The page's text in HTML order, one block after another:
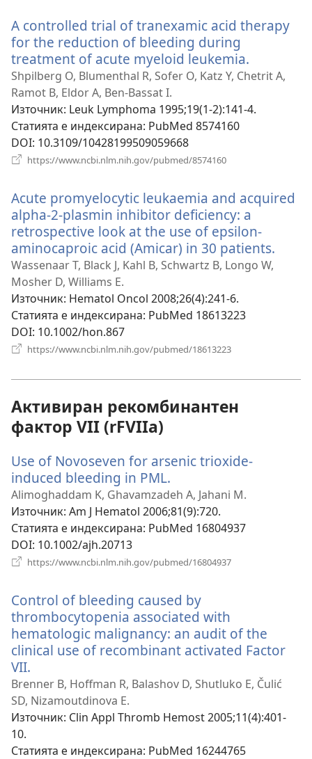
A controlled trial of tranexamic acid therapy
for the reduction of bleeding during
treatment of acute myeloid leukemia.
нов
Shpilberg O, Blumenthal R, Sofer O, Katz Y, Chetrit A,
Ramot B, Eldor A, Ben-Bassat I.
Източник‎: Leuk Lymphoma 1995;19(1-2):141-4.
Статията е индексирана‎: PubMed 8574160
DOI‎: 10.3109/10428199509059668
https://www.ncbi.nlm.nih.gov/pubmed/8574160
Acute promyelocytic leukaemia and acquired
alpha-2-plasmin inhibitor deficiency: a
retrospective look at the use of epsilon-
aminocaproic acid (Amicar) in 30 patients.
Wassenaar T, Black J, Kahl B, Schwartz B, Longo W,
Mosher D, Williams E.
Източник‎: Hematol Oncol 2008;26(4):241-6.
Статията е индексирана‎: PubMed 18613223
DOI‎: 10.1002/hon.867
https://www.ncbi.nlm.nih.gov/pubmed/18613223
Активиран рекомбинантен
фактор VII (rFVIIa)
Use of Novoseven for arsenic trioxide-
induced bleeding in PML.
нов
прозорец)
Alimoghaddam K, Ghavamzadeh A, Jahani M.
Източник‎: Am J Hematol 2006;81(9):720.
Статията е индексирана‎: PubMed 16804937
DOI‎: 10.1002/ajh.20713
https://www.ncbi.nlm.nih.gov/pubmed/16804937
Control of bleeding caused by
thrombocytopenia associated with
hematologic malignancy: an audit of the
clinical use of recombinant activated Factor
VII.
нов
прозорец)
Brenner B, Hoffman R, Balashov D, Shutluko E, Čulić
SD, Nizamoutdinova E.
Източник‎: Clin Appl Thromb Hemost 2005;11(4):401-
10.
Статията е индексирана‎: PubMed 16244765